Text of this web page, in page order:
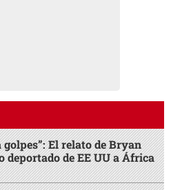
golpes”: El relato de Bryan
deportado de EE UU a África